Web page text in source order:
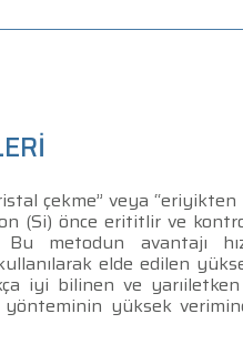
çekme” veya
(Si) önce erititlir ve
metodun avantajı
elde edilen
iyi bilinen ve
yüksek